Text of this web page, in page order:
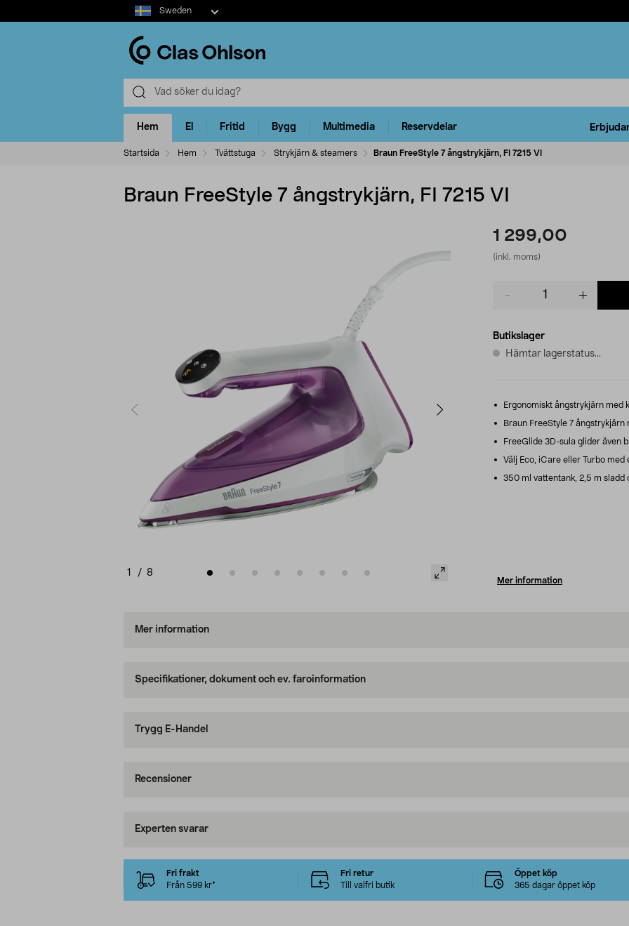
Select
market
Sweden
Hem El Fritid Bygg Multimedia Reservdelar
Startsida Hem Tvättstuga Strykjärn & steamers Braun FreeStyle 7 ångstrykjärn, FI 7215 VI
Braun FreeStyle 7 ångstrykjärn, FI 7215 VI
1 / 8
1 299,00
(inkl. moms)
Butikslager
Hämtar lagerstatus...
Ergonomiskt ångstrykjärn med
Braun FreeStyle 7
FreeGlide 3D-sula glider även
Välj Eco, iCare eller Turbo med
350 ml vattentank, 2,5 m sladd
Mer information
Mer information
Specifikationer, dokument och ev. faroinformation
Trygg E-Handel
Recensioner
Experten svarar
Fri frakt
Från 599 kr*
Fri retur
Till valfri butik
Öppet köp
365 dagar öppet köp